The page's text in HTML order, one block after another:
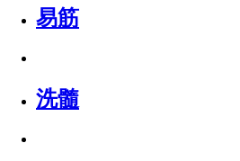
易筋
洗髓